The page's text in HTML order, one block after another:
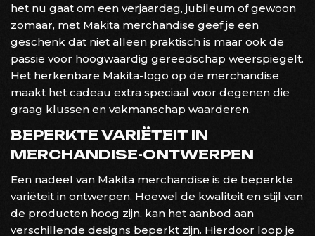
het nu gaat om een verjaardag, jubileum of gewoon
zomaar, met Makita merchandise geef je een
geschenk dat niet alleen praktisch is maar ook de
passie voor hoogwaardig gereedschap weerspiegelt.
Het herkenbare Makita-logo op de merchandise
maakt het cadeau extra speciaal voor degenen die
graag klussen en vakmanschap waarderen.
BEPERKTE VARIËTEIT IN
MERCHANDISE-ONTWERPEN
Een nadeel van Makita merchandise is de beperkte
variëteit in ontwerpen. Hoewel de kwaliteit en stijl van
de producten hoog zijn, kan het aanbod aan
verschillende designs beperkt zijn. Hierdoor loop je